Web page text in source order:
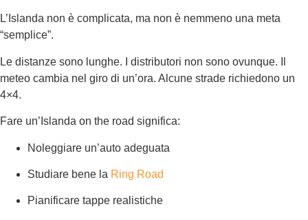
L’Islanda non è complicata, ma non è nemmeno una meta
“semplice”.
Le distanze sono lunghe. I distributori non sono ovunque. Il
meteo cambia nel giro di un’ora. Alcune strade richiedono un
4×4.
Fare un’Islanda on the road significa:
Noleggiare un’auto adeguata
Studiare bene la Ring Road
Pianificare tappe realistiche